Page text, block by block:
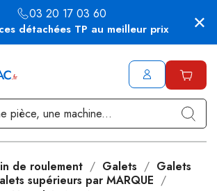
détachées TP au meilleur prix
03 20 17 03 60
de roulement Galets
Galets
supérieurs par MARQUE